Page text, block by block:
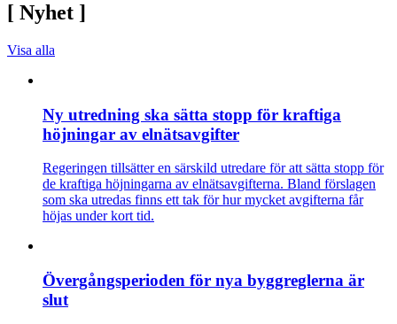
[ Nyhet ]
Visa alla
Ny utredning ska sätta stopp för kraftiga
höjningar av elnätsavgifter
Regeringen tillsätter en särskild utredare för att sätta stopp för
de kraftiga höjningarna av elnätsavgifterna. Bland förslagen
som ska utredas finns ett tak för hur mycket avgifterna får
höjas under kort tid.
Övergångsperioden för nya byggreglerna är
slut